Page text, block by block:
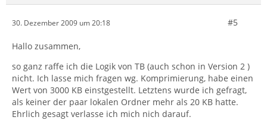
30. Dezember 2009 um 20:18 #5
Hallo zusammen,
so ganz raffe ich die Logik von TB (auch schon in Version 2 )
nicht. Ich lasse mich fragen wg. Komprimierung, habe einen
Wert von 3000 KB einstgestellt. Letztens wurde ich gefragt,
als keiner der paar lokalen Ordner mehr als 20 KB hatte.
Ehrlich gesagt verlasse ich mich nich darauf.